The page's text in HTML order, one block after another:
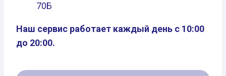
70Б
Наш сервис работает каждый день с 10:00
до 20:00.